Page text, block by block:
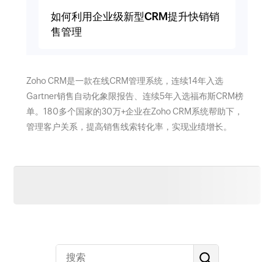
如何利用企业级新型CRM提升快销销
售管理
Zoho CRM是一款在线CRM管理系统，连续14年入选
Gartner销售自动化象限报告、连续5年入选福布斯CRM榜
单。180多个国家的30万+企业在Zoho CRM系统帮助下，
管理客户关系，提高销售线索转化率，实现业绩增长。